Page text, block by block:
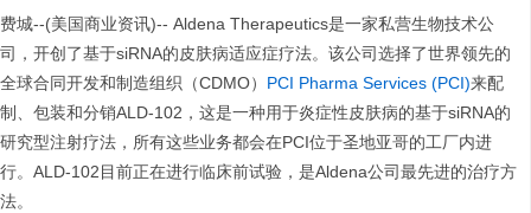
费城--(美国商业资讯)-- Aldena Therapeutics是一家私营生物技术公
司，开创了基于siRNA的皮肤病适应症疗法。该公司选择了世界领先的
全球合同开发和制造组织（CDMO） PCI Pharma Services (PCI)来配
制、包装和分销ALD-102，这是一种用于炎症性皮肤病的基于siRNA的
研究型注射疗法，所有这些业务都会在PCI位于圣地亚哥的工厂内进
行。ALD-102目前正在进行临床前试验，是Aldena公司最先进的治疗方
法。